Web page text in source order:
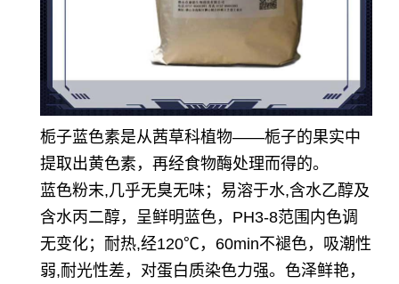
栀子蓝色素是从茜草科植物——栀子的果实中
提取出黄色素，再经食物酶处理而得的。
蓝色粉末,几乎无臭无味；易溶于水,含水乙醇及
含水丙二醇，呈鲜明蓝色，PH3-8范围内色调
无变化；耐热,经120℃，60min不褪色，吸潮性
弱,耐光性差，对蛋白质染色力强。 色泽鲜艳，